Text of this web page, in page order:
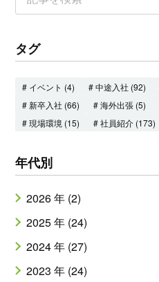
タグ
# イベント (4) # 中途入社 (92)
# 新卒入社 (66)
# 海外出張 (5)
# 現場環境 (15)
# 社員紹介 (173)
年代別
2026 年 (2)
2025 年 (24)
2024 年 (27)
2023 年 (24)